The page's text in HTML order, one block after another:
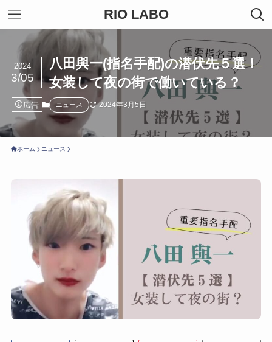
RIO LABO
八田與一(指名手配)の潜伏先５選！
女装して夜の街で働いている？
2024
3/05
広告 ニュース 2024年3月5日
ホーム ニュース